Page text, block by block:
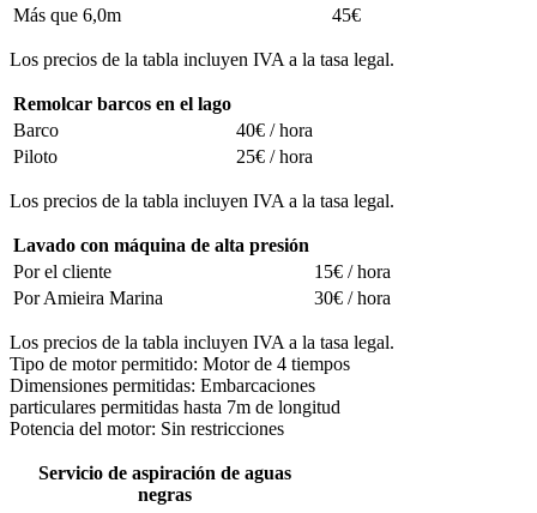
Más que 6,0m
45€
Los precios de la tabla incluyen IVA a la tasa legal.
Remolcar barcos en el lago
Barco
40€ / hora
Piloto
25€ / hora
Los precios de la tabla incluyen IVA a la tasa legal.
Lavado con máquina de alta presión
Por el cliente
15€ / hora
Por Amieira Marina
30€ / hora
Los precios de la tabla incluyen IVA a la tasa legal.
Tipo de motor permitido: Motor de 4 tiempos
Dimensiones permitidas: Embarcaciones
particulares permitidas hasta 7m de longitud
Potencia del motor: Sin restricciones
Servicio de aspiración de aguas
negras